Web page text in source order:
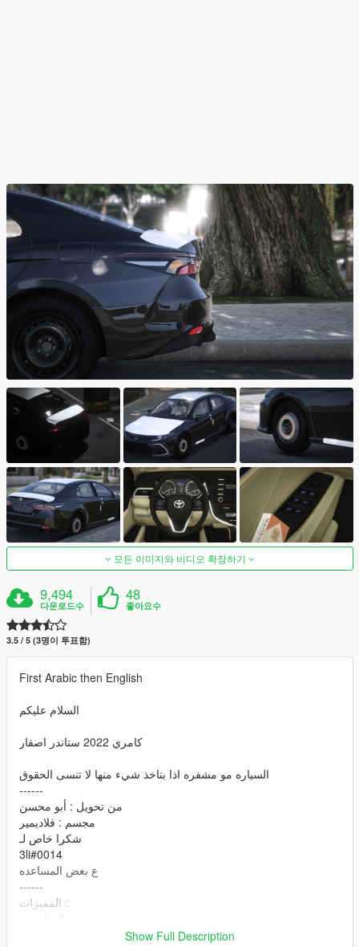
모든 이미지와 비디오 확장하기
9,494
다운로드수
48
좋아요수
3.5 / 5 (3명이 투표함)
First Arabic then English
السلام عليكم
كامري 2022 ستاندر اصفار
السياره مو مشفره اذا بتاخذ شيء منها لا تنسى الحقوق
------
من تحويل : أبو محسن
مجسم : فلاديمير
شكرا خاص لـ
3li#0014
ع بعض المساعده
------
المميزات :
( جميع الابواب والشنطة تفتح ( الكبوت م يفتح
Show Full Description